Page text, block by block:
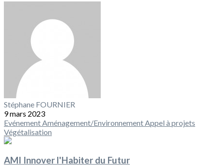
Stéphane FOURNIER
9 mars 2023
EvénementAménagement/EnvironnementAppel à projets
Végétalisation
AMI Innover l'Habiter du Futur